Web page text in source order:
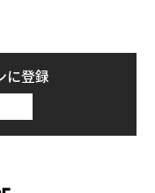
に登録